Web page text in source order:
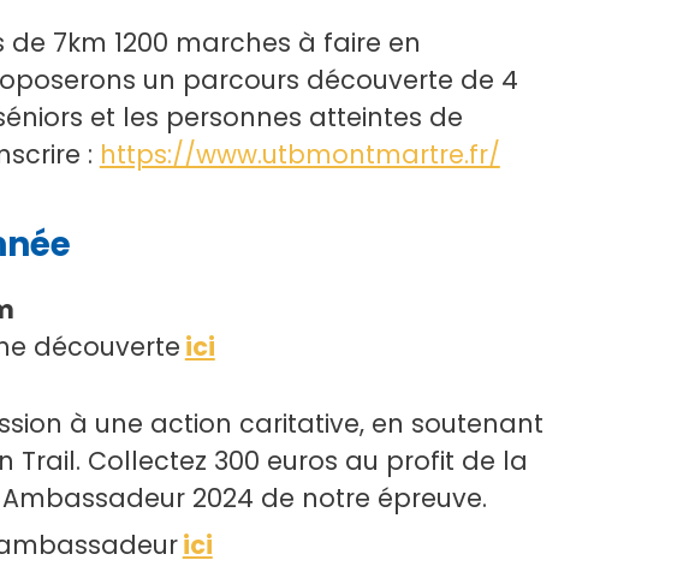
7km 1200 marches à faire en
un parcours découverte de 4
et les personnes atteintes de
: https://www.utbmontmartre.fr/
découverte ici
à une action caritative, en soutenant
Collectez 300 euros au profit de la
2024 de notre épreuve.
ici